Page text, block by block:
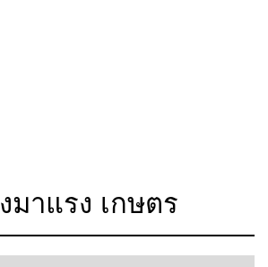
มาแรง เกษตร